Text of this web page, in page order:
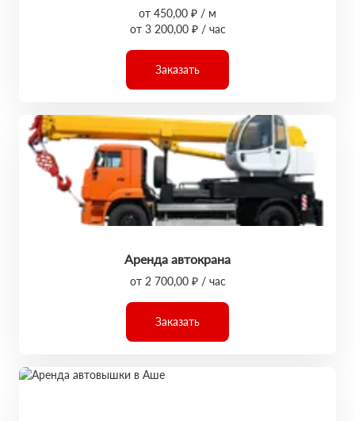
от 450,00 ₽ / м
от 3 200,00 ₽ / час
Заказать
Аренда автокрана
от 2 700,00 ₽ / час
Заказать